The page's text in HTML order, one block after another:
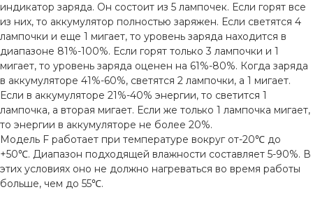
индикатор заряда. Он состоит из 5 лампочек. Если горят все
из них, то аккумулятор полностью заряжен. Если светятся 4
лампочки и еще 1 мигает, то уровень заряда находится в
диапазоне 81%-100%. Если горят только 3 лампочки и 1
мигает, то уровень заряда оценен на 61%-80%. Когда заряда
в аккумуляторе 41%-60%, светятся 2 лампочки, а 1 мигает.
Если в аккумуляторе 21%-40% энергии, то светится 1
лампочка, а вторая мигает. Если же только 1 лампочка мигает,
то энергии в аккумуляторе не более 20%.
Модель F работает при температуре вокруг от-20℃ до
+50℃. Диапазон подходящей влажности составляет 5-90%. В
этих условиях оно не должно нагреваться во время работы
больше, чем до 55℃.